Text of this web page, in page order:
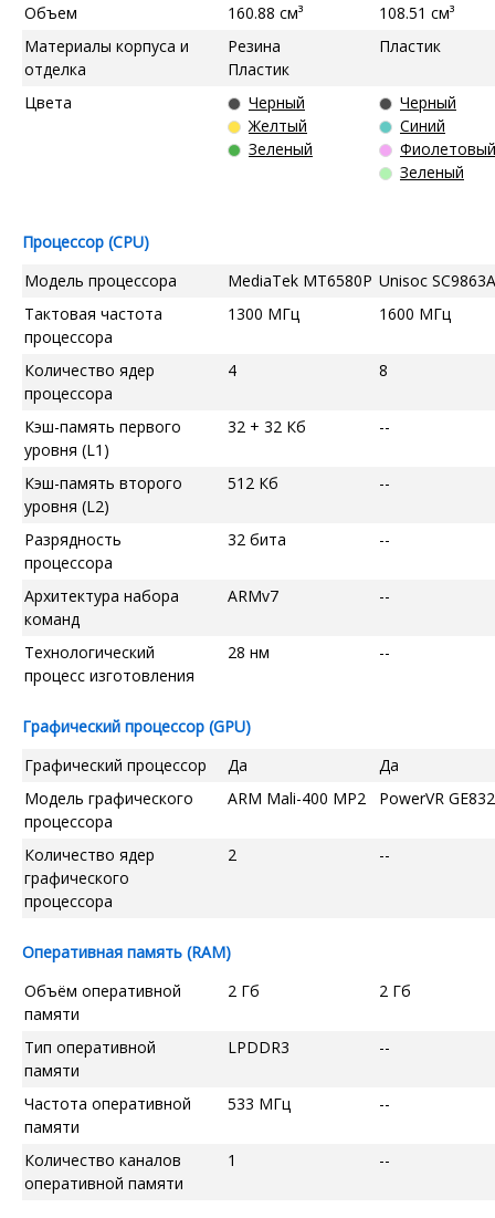
Объем
160.88 см³
108.51 см³
Материалы корпуса и
отделка
Резина
Пластик
Пластик
Цвета
Черный
Желтый
Зеленый
Черный
Синий
Фиолетовый
Зеленый
Процессор (CPU)
Модель процессора
MediaTek MT6580P Unisoc SC9863A
Тактовая частота
процессора
1300 МГц 1600 МГц
Количество ядер
процессора
4 8
Кэш-память первого
уровня (L1)
32 + 32 Кб --
Кэш-память второго
уровня (L2)
512 Кб --
Разрядность
процессора
32 бита --
Архитектура набора
команд
ARMv7 --
Технологический
процесс изготовления
28 нм --
Графический процессор (GPU)
Графический процессор
Да
Да
Модель графического
процессора
ARM Mali-400 MP2 PowerVR
Количество ядер
графического
процессора
2 --
Оперативная память (RAM)
Объём оперативной
памяти
2 Гб 2 Гб
Тип оперативной
памяти
LPDDR3 --
Частота оперативной
памяти
533 МГц --
Количество каналов
оперативной памяти
1 --